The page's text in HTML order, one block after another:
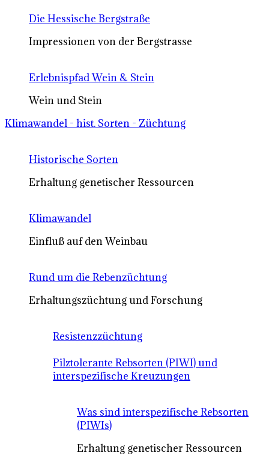
Die Hessische Bergstraße
Impressionen von der Bergstrasse
Erlebnispfad Wein & Stein
Wein und Stein
Klimawandel - hist. Sorten - Züchtung
Historische Sorten
Erhaltung genetischer Ressourcen
Klimawandel
Einfluß auf den Weinbau
Rund um die Rebenzüchtung
Erhaltungszüchtung und Forschung
Resistenzzüchtung
Pilztolerante Rebsorten (PIWI) und
interspezifische Kreuzungen
Was sind interspezifische Rebsorten
(PIWIs)
Erhaltung genetischer Ressourcen